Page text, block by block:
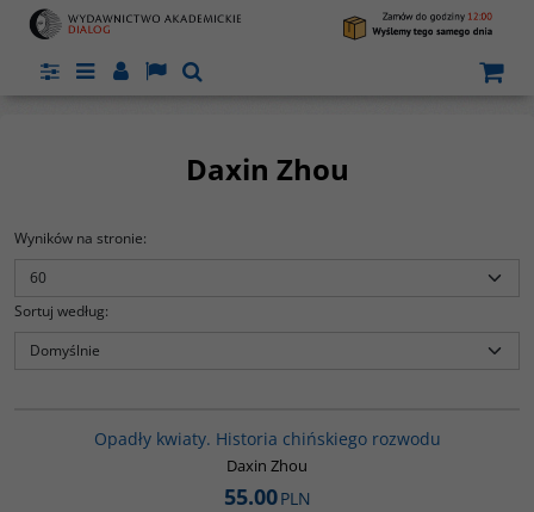
PanelMenuPanelLangSzukaj
Daxin Zhou
Wyników na stronie:
Sortuj według:
Opadły kwiaty. Historia chińskiego rozwodu
Daxin Zhou
55.00PLN